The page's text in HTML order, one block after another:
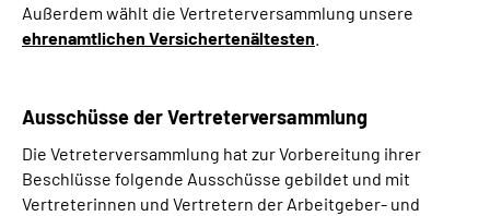
Außerdem wählt die Vertreterversammlung unsere
ehrenamtlichen Versichertenältesten
Ausschüsse der Vertreterversammlung
Die Vetreterversammlung hat zur Vorbereitung ihrer
Beschlüsse folgende Ausschüsse gebildet und mit
Vertreterinnen und Vertretern der Arbeitgeber- und